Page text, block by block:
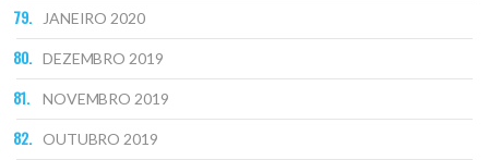
JANEIRO 2020
DEZEMBRO 2019
NOVEMBRO 2019
OUTUBRO 2019